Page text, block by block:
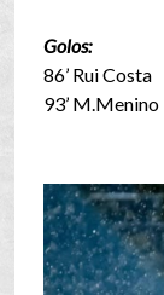
Golos:
86’ Rui Costa
93’ M.Menino